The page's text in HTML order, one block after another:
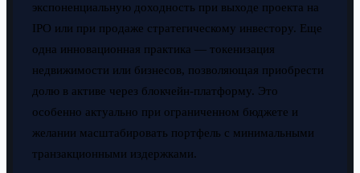
экспоненциальную доходность при выходе проекта на
IPO или при продаже стратегическому инвестору. Еще
одна инновационная практика — токенизация
недвижимости или бизнесов, позволяющая приобрести
долю в активе через блокчейн-платформу. Это
особенно актуально при ограниченном бюджете и
желании масштабировать портфель с минимальными
транзакционными издержками.